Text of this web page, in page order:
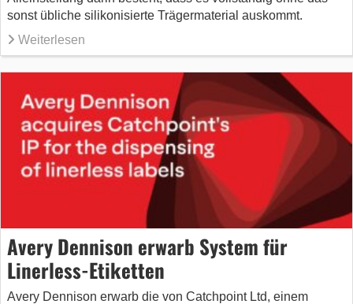
sonst übliche silikonisierte Trägermaterial auskommt.
Weiterlesen
Avery Dennison erwarb System für
Linerless-Etiketten
Avery Dennison erwarb die von Catchpoint Ltd, einem